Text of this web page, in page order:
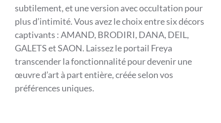
subtilement, et une version avec occultation pour
plus d’intimité. Vous avez le choix entre six décors
captivants : AMAND, BRODIRI, DANA, DEIL,
GALETS et SAON. Laissez le portail Freya
transcender la fonctionnalité pour devenir une
œuvre d’art à part entière, créée selon vos
préférences uniques.